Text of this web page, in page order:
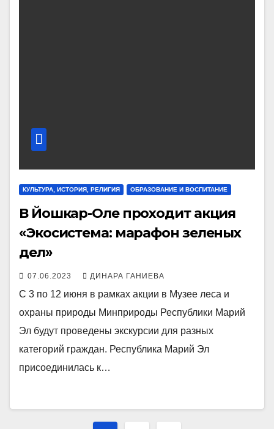
КУЛЬТУРА, ИСТОРИЯ, РЕЛИГИЯ ОБРАЗОВАНИЕ И ВОСПИТАНИЕ
В Йошкар-Оле проходит акция
«Экосистема: марафон зеленых
дел»
07.06.2023 ДИНАРА ГАНИЕВА
С 3 по 12 июня в рамках акции в Музее леса и
охраны природы Минприроды Республики Марий
Эл будут проведены экскурсии для разных
категорий граждан. Республика Марий Эл
присоединилась к…